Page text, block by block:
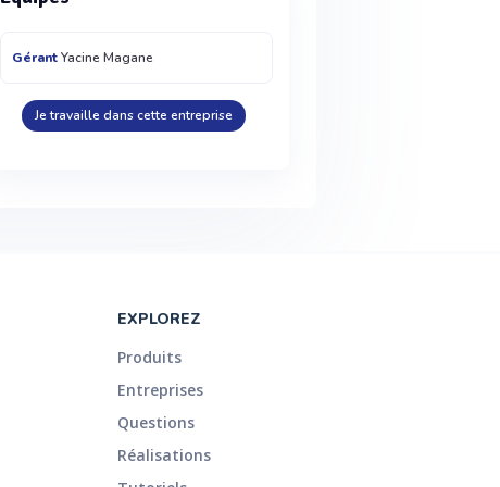
GérantYacine Magane
Je travaille dans cette entreprise
EXPLOREZ
Produits
Entreprises
Questions
Réalisations